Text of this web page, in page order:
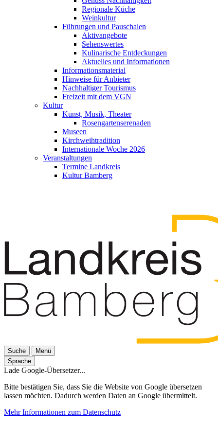
Regionale Küche
Weinkultur
Führungen und Pauschalen
Aktivangebote
Sehenswertes
Kulinarische Entdeckungen
Aktuelles und Informationen
Informationsmaterial
Hinweise für Anbieter
Nachhaltiger Tourismus
Freizeit mit dem VGN
Kultur
Kunst, Musik, Theater
Rosengartenserenaden
Museen
Kirchweihtradition
Internationale Woche 2026
Veranstaltungen
Termine Landkreis
Kultur Bamberg
Suche
Menü
Sprache
Lade Google-Übersetzer...
Bitte bestätigen Sie, dass Sie die Website von Google übersetzen
lassen möchten. Dadurch werden Daten an Google übermittelt.
Mehr Informationen zum Datenschutz